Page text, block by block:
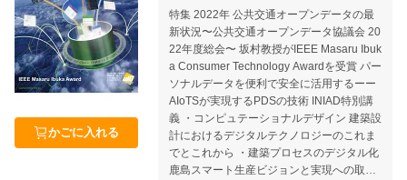
quitous ID Center 公共交通オープンデータ
センターに入会しよう！ Movement｜TRO
Nから見たコンピュータ業界の動向 Media
｜TRONに関する報道 TIVAC Information 編
集後記特別編 本誌「記事ucode」の使い方
ノ、社会のデジタルツインコンピューティ
ング 連載：micro:bitでμT-Kernel 3.0を動か
そう 第3回 μT-Kernel 3.0の実行 連載：誌上
セミナー μT-Kernel 3.0でIoTエッジノード
を作ろう 第4回 センサーを動かそう（1）
A/D 変換 連載：電子の統合商社 明光電子の
製品紹介4 明光電子のIoTエッジノード開発
支援 センサ向けアナログ回路設計からRTO
S実装まで TIVAC Information セミナー情報
｜セミナースケジュール 2022年10月〜202
かごに入れる
特集 2022年 公共交通オープンデータの最
新状況〜公共交通オープンデータ協議会 20
22年度総会〜 坂村教授がIEEE Masaru Ibuk
a Consumer Technology Awardを受賞 パー
ソナルデータを便利で安全に活用するーー
AIoTSが実現するPDSの技術 INIAD特別講
義 ・コンピュテーショナルデザイン 建築設
計におけるデジタルテクノロジーのこれま
でとこれから ・建築プロセスのデジタル化
鹿島スマート生産ビジョンと実現への取り